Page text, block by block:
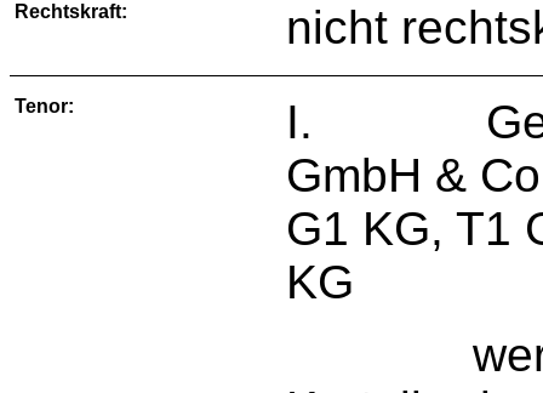
Rechtskraft: nicht
Tenor:
I. Gegen
GmbH &
G1 KG, T1
KG
werden